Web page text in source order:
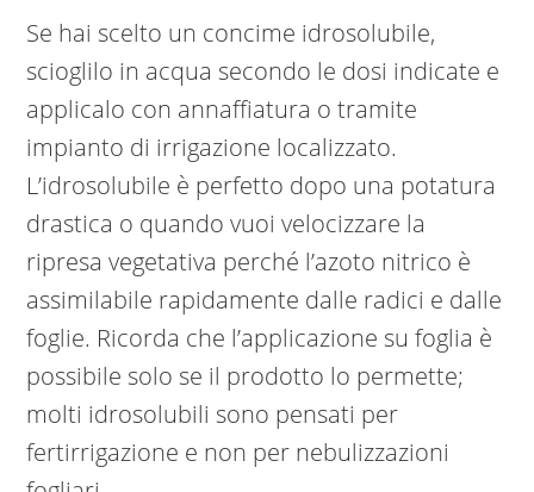
Se hai scelto un concime idrosolubile,
scioglilo in acqua secondo le dosi indicate e
applicalo con annaffiatura o tramite
impianto di irrigazione localizzato.
L’idrosolubile è perfetto dopo una potatura
drastica o quando vuoi velocizzare la
ripresa vegetativa perché l’azoto nitrico è
assimilabile rapidamente dalle radici e dalle
foglie. Ricorda che l’applicazione su foglia è
possibile solo se il prodotto lo permette;
molti idrosolubili sono pensati per
fertirrigazione e non per nebulizzazioni